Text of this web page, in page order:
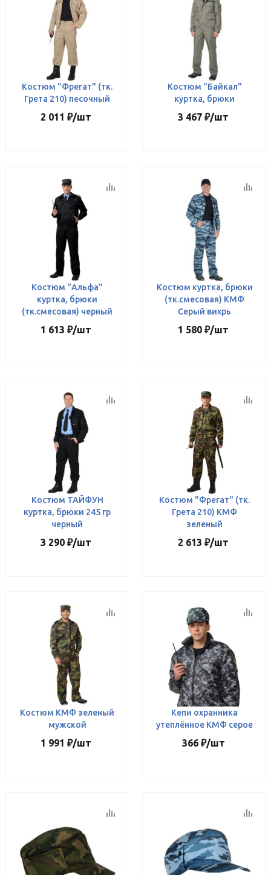
Костюм "Фрегат" (тк.
Грета 210) песочный
2 011 ₽/шт
Костюм "Байкал"
куртка, брюки
3 467 ₽/шт
Костюм "Альфа"
куртка, брюки
(тк.смесовая) черный
1 613 ₽/шт
Костюм куртка, брюки
(тк.смесовая) КМФ
Серый вихрь
1 580 ₽/шт
Костюм ТАЙФУН
куртка, брюки 245 гр
черный
3 290 ₽/шт
Костюм "Фрегат" (тк.
Грета 210) КМФ
зеленый
2 613 ₽/шт
Костюм КМФ зеленый
мужской
1 991 ₽/шт
Кепи охранника
утеплённое КМФ серое
366₽/шт